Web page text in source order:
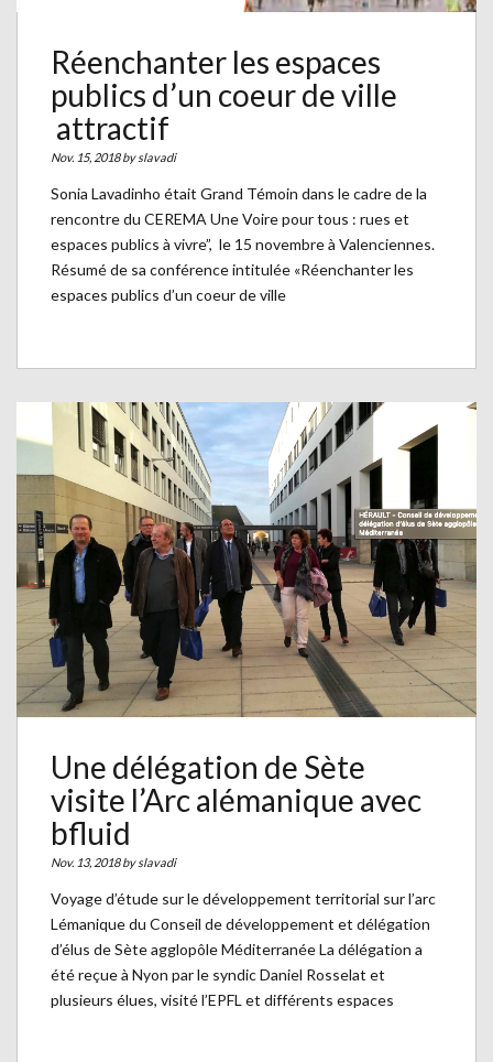
Réenchanter les espaces
publics d’un coeur de ville
attractif
Nov. 15, 2018 byslavadi
Sonia Lavadinho était Grand Témoin dans le cadre de la
rencontre du CEREMA Une Voire pour tous : rues et
espaces publics à vivre”, le 15 novembre à Valenciennes.
Résumé de sa conférence intitulée «Réenchanter les
espaces publics d’un coeur de ville
Une délégation de Sète
visite l’Arc alémanique avec
bfluid
Nov. 13, 2018 byslavadi
Voyage d’étude sur le développement territorial sur l’arc
Lémanique du Conseil de développement et délégation
d’élus de Sète agglopôle Méditerranée La délégation a
été reçue à Nyon par le syndic Daniel Rosselat et
plusieurs élues, visité l’EPFL et différents espaces